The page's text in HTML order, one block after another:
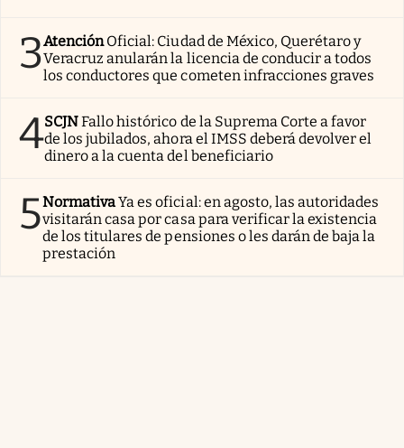
3AtenciónOficial: Ciudad de México, Querétaro y
Veracruz anularán la licencia de conducir a todos
los conductores que cometen infracciones graves
4SCJNFallo histórico de la Suprema Corte a favor
de los jubilados, ahora el IMSS deberá devolver el
dinero a la cuenta del beneficiario
5NormativaYa es oficial: en agosto, las autoridades
visitarán casa por casa para verificar la existencia
de los titulares de pensiones o les darán de baja la
prestación